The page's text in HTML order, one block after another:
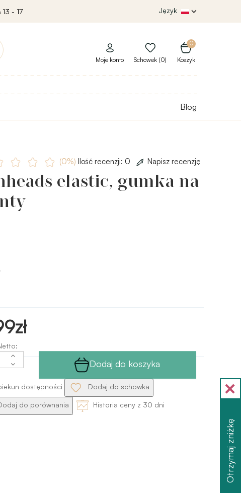
- 17 Język
0
Koszyk
Moje konto Schowek (0)
Blog
(0%) Ilość recenzji: 0 Napisz recenzję
elastic, gumka na
Dodaj do koszyka
dostępności Dodaj do schowka
do porównania Historia ceny z 30 dni
Otrzymaj zniżkę